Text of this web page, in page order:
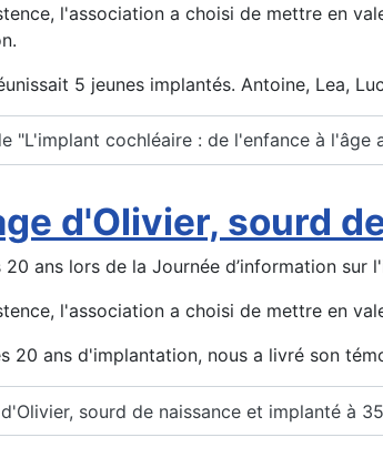
l'association a choisi de mettre en
5 jeunes implantés. Antoine, Lea,
"L'implant cochléaire : de l'enfance à l'âge
d'Olivier, sourd
ans lors de la Journée d’information sur
l'association a choisi de mettre en
20 ans d'implantation, nous a livré son
sourd de naissance et implanté à